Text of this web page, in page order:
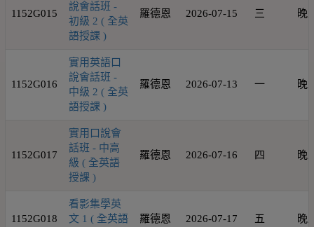
1152G015
說會話班 -
初級 2 ( 全英
語授課 )
羅德恩 2026-07-15 三 晚
1152G016
實用英語口
說會話班 -
中級 2 ( 全英
語授課 )
羅德恩 2026-07-13 一 晚
1152G017
實用口說會
話班 - 中高
級 ( 全英語
授課 )
羅德恩 2026-07-16 四 晚
1152G018
看影集學英
文 1 ( 全英語
羅德恩 2026-07-17 五 晚